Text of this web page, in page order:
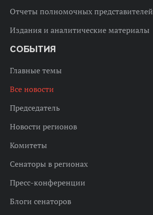
Отчеты полномочных представителей
Издания и аналитические материалы
СОБЫТИЯ
Главные темы
Все новости
Председатель
Новости регионов
Комитеты
Сенаторы в регионах
Пресс-конференции
Блоги сенаторов